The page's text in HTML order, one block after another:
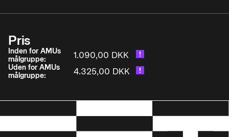
forbindelse anvende sin opnåede viden om:
• Sikkerhed ved arbejde med hydrauliske anlæg
Pris
Inden for AMUs
målgruppe:
1.090,00 DKK
Uden for AMUs
målgruppe:
4.325,00 DKK